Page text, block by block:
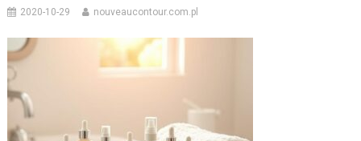
2020-10-29 nouveaucontour.com.pl